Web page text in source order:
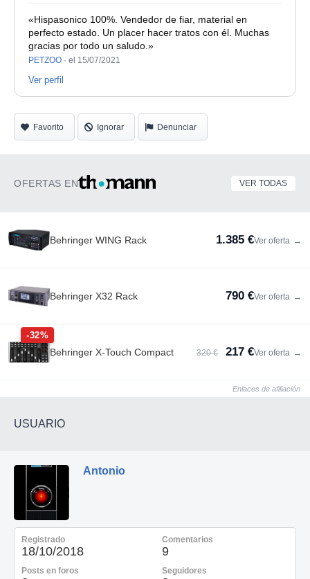
«Hispasonico 100%. Vendedor de fiar, material en
perfecto estado. Un placer hacer tratos con él. Muchas
gracias por todo un saludo.»
PETZOO · el 15/07/2021
Ver perfil
Favorito Ignorar Denunciar
OFERTAS EN VER TODAS
Behringer WING Rack 1.385 €Ver oferta →
Behringer X32 Rack 790 €Ver oferta →
-32%
Behringer X-Touch Compact 320 € 217 €Ver oferta →
Enlaces de afiliación
USUARIO
Antonio
Registrado
18/10/2018
Comentarios
9
Posts en foros Seguidores